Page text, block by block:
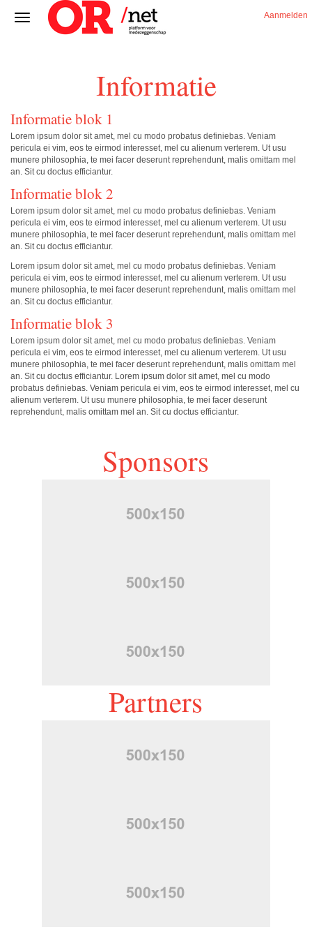
Aanmelden
Informatie
Informatie blok 1
Lorem ipsum dolor sit amet, mel cu modo probatus definiebas. Veniam
pericula ei vim, eos te eirmod interesset, mel cu alienum verterem. Ut usu
munere philosophia, te mei facer deserunt reprehendunt, malis omittam mel
an. Sit cu doctus efficiantur.
Informatie blok 2
Lorem ipsum dolor sit amet, mel cu modo probatus definiebas. Veniam
pericula ei vim, eos te eirmod interesset, mel cu alienum verterem. Ut usu
munere philosophia, te mei facer deserunt reprehendunt, malis omittam mel
an. Sit cu doctus efficiantur.
Lorem ipsum dolor sit amet, mel cu modo probatus definiebas. Veniam
pericula ei vim, eos te eirmod interesset, mel cu alienum verterem. Ut usu
munere philosophia, te mei facer deserunt reprehendunt, malis omittam mel
an. Sit cu doctus efficiantur.
Informatie blok 3
Lorem ipsum dolor sit amet, mel cu modo probatus definiebas. Veniam
pericula ei vim, eos te eirmod interesset, mel cu alienum verterem. Ut usu
munere philosophia, te mei facer deserunt reprehendunt, malis omittam mel
an. Sit cu doctus efficiantur. Lorem ipsum dolor sit amet, mel cu modo
probatus definiebas. Veniam pericula ei vim, eos te eirmod interesset, mel cu
alienum verterem. Ut usu munere philosophia, te mei facer deserunt
reprehendunt, malis omittam mel an. Sit cu doctus efficiantur.
Sponsors
Partners